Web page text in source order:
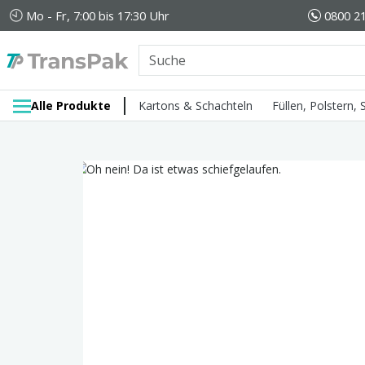
Mo - Fr, 7:00 bis 17:30 Uhr 0800
Alle Produkte Kartons & Schachteln Füllen, Polstern,